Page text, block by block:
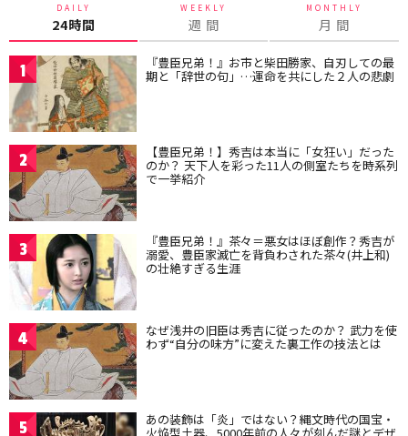
DAILY
24時間
WEEKLY
週 間
MONTHLY
月 間
1 『豊臣兄弟！』お市と柴田勝家、自刃しての最
期と「辞世の句」…運命を共にした２人の悲劇
2 【豊臣兄弟！】秀吉は本当に「女狂い」だった
のか？ 天下人を彩った11人の側室たちを時系列
で一挙紹介
3 『豊臣兄弟！』茶々＝悪女はほぼ創作？秀吉が
溺愛、豊臣家滅亡を背負わされた茶々(井上和)
の壮絶すぎる生涯
4 なぜ浅井の旧臣は秀吉に従ったのか？ 武力を使
わず“自分の味方”に変えた裏工作の技法とは
5 あの装飾は「炎」ではない？縄文時代の国宝・
火焔型土器、5000年前の人々が刻んだ謎とデザ